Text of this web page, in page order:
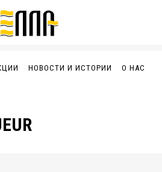
НОВОСТИ И ИСТОРИИ О НАС